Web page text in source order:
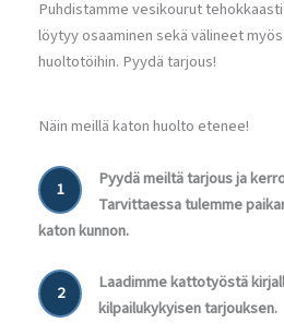
Puhdistamme vesikourut
löytyy osaaminen sekä välineet
huoltotöihin. Pyydä tarjous!
Näin meillä katon huolto etenee!
1
Pyydä meiltä tarjous ja
Tarvittaessa tulemme
katon kunnon.
2
Laadimme kattotyöstä
kilpailukykyisen tarjouksen.